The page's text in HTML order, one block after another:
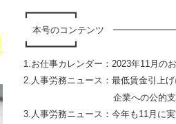
┏━━━━━━━━┓
本号のコンテンツ
┗━━━━━━━━┛
1. お仕事カレンダー： 2023年11 月の
2. 人事労務ニュース：最低賃金引上
企業への公的支
3. 人事労務ニュース：今年も 11月に